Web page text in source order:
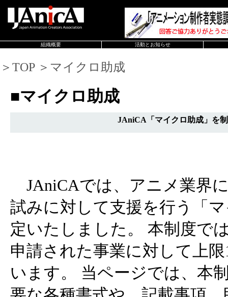
組織概要 活動とお知らせ
＞TOP ＞マイクロ助成
■マイクロ助成
JAniCA「マイクロ助成」を
JAniCAでは、アニメ業界
試みに対して支援を行う「
定いたしました。 本制度で
申請された事業に対して上
います。 当ページでは、本